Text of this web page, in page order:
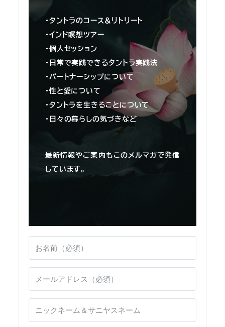
・タントラのコース＆リトリート
・インド瞑想ツアー
・個人セッション
・日常で実践できるタントラ実践法
・パートナーシップについて
・性と愛について
・タントラを生きることについて
・日々の暮らしの気づきなど
最新情報やご案内もこのメルマガで発信
しています。